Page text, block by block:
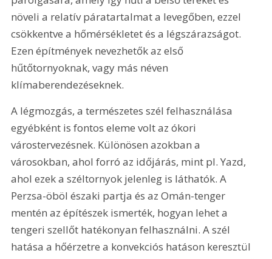
növeli a relatív páratartalmat a levegőben, ezzel
csökkentve a hőmérsékletet és a légszárazságot.
Ezen építmények nevezhetők az első
hűtőtornyoknak, vagy más néven
klímaberendezéseknek.
A légmozgás, a természetes szél felhasználása
egyébként is fontos eleme volt az ókori
várostervezésnek. Különösen azokban a
városokban, ahol forró az időjárás, mint pl. Yazd,
ahol ezek a széltornyok jelenleg is láthatók. A
Perzsa-öböl északi partja és az Omán-tenger
mentén az építészek ismerték, hogyan lehet a
tengeri szellőt hatékonyan felhasználni. A szél
hatása a hőérzetre a konvekciós hatáson keresztül